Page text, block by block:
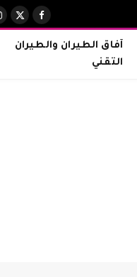
فيسبوك
X
آفاق الطيران والطيران
التقني